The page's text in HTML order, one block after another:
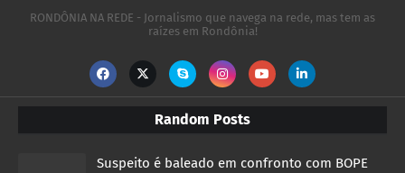
RONDÔNIA NA REDE - Jornalismo que navega na rede, mas tem as
raízes em Rondônia!
Random Posts
Suspeito é baleado em confronto com BOPE